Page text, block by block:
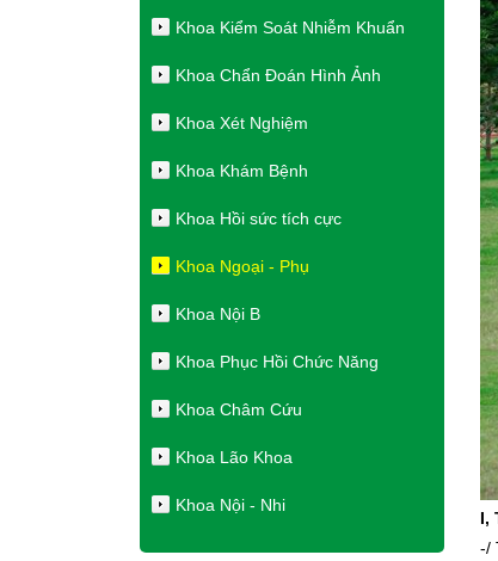
Khoa Kiểm Soát Nhiễm Khuẩn
Khoa Chẩn Đoán Hình Ảnh
Khoa Xét Nghiệm
Khoa Khám Bệnh
Khoa Hồi sức tích cực
Khoa Ngoại - Phụ
Khoa Nội B
Khoa Phục Hồi Chức Năng
Khoa Châm Cứu
Khoa Lão Khoa
Khoa Nội - Nhi
I,
-/